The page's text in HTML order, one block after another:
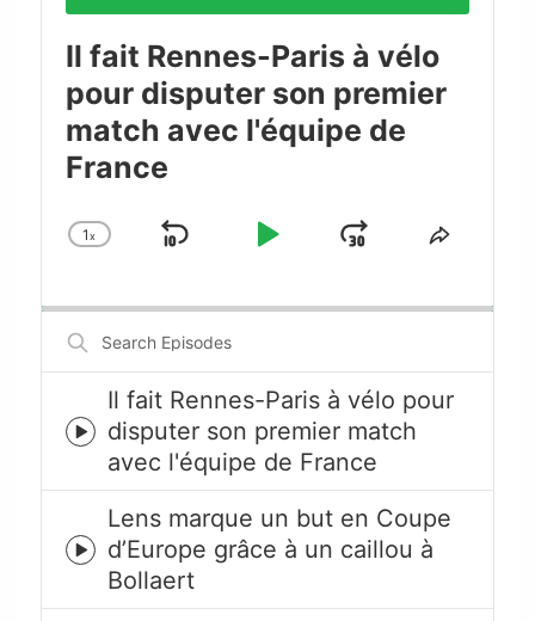
Il fait Rennes-Paris à vélo
pour disputer son premier
match avec l'équipe de
France
Change
1x
Skip
Play
JumpShare
Search
Episodes
Episode
play
icon
Il fait Rennes-Paris à vélo pour
disputer son premier match
avec l'équipe de France
Episode
play
icon
Lens marque un but en Coupe
d’Europe grâce à un caillou à
Bollaert